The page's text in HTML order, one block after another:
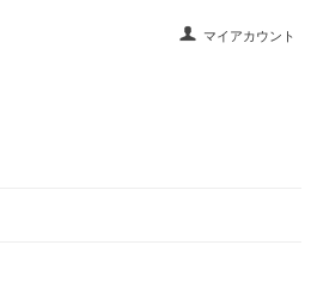
マイアカウント